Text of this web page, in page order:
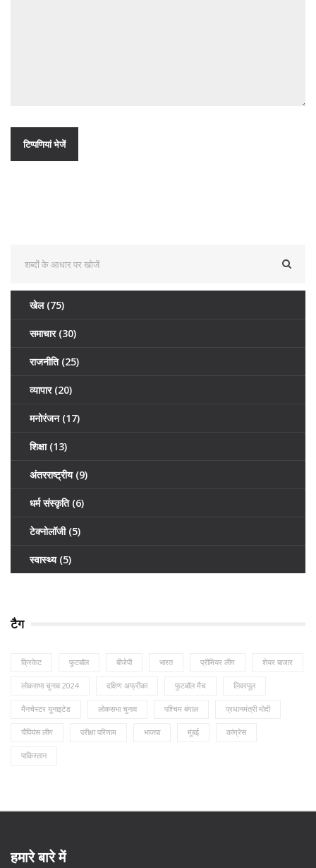
खेल (75)
समाचार (30)
राजनीति (25)
व्यापार (20)
मनोरंजन (17)
शिक्षा (13)
अंतरराष्ट्रीय (9)
धर्म संस्कृति (6)
टेक्नोलॉजी (5)
स्वास्थ्य (5)
टैग
क्रिकेट फुटबॉल बीजेपी भारत प्रीमियर लीग शेयर बाजार
लोकसभा चुनाव 2024 दक्षिण अफ्रीका फुटबॉल मैच लिवरपूल
मैनचेस्टर यूनाइटेड लोकसभा चुनाव पश्चिम बंगाल प्रधानमंत्री मोदी
चैंपियंस लीग परीक्षा परिणाम भाजपा मुंबई कांग्रेस
पाकिस्तान
हमारे बारे में